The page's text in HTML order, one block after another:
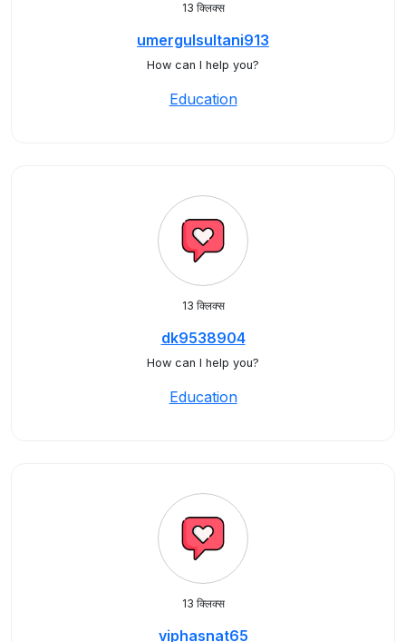
13 क्लिक्स
umergulsultani913
How can I help you?
Education
13 क्लिक्स
dk9538904
How can I help you?
Education
13 क्लिक्स
viphasnat65